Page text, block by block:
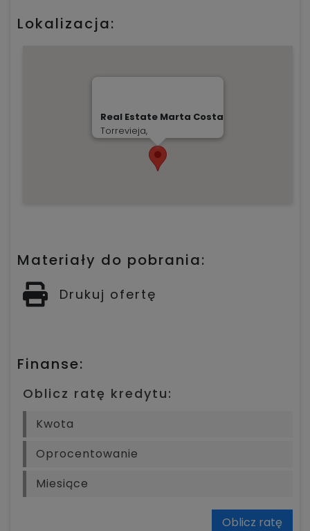
Lokalizacja:
Real Estate Marta Costa
Torrevieja,
Materiały do pobrania:
Drukuj ofertę
Finanse:
Oblicz ratę kredytu:
Oblicz ratę